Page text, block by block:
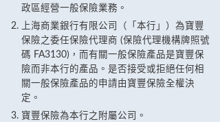
政區經營一般保險業務。
上海商業銀行有限公司（「本行」）為寶豐
保險之委任保險代理商 (保險代理機構牌照號
碼 FA3130)，而有關一般保險產品是寶豐保
險而非本行的產品。是否接受或拒絕任何相
關一般保險產品的申請由寶豐保險全權決
定。
寶豐保險為本行之附屬公司。